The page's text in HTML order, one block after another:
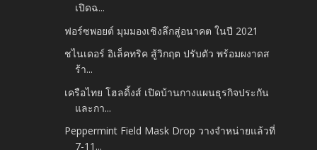
เปิดฉ...
ฟอร์ซพอยต์ มุมมองเชิงลึกสู่อนาคต ในปี 2021
ชไนเดอร์ อิเล็คทริค สู้วิกฤต ปรับตัว พร้อมผงาดส
ร้า...
เครือไทย โฮลดิ้งส์ เปิดบ้านกางแผนธุรกิจประกัน
และกา...
Peppermint Field Mask Drop วางจำหน่ายแล้วที่
7-11...